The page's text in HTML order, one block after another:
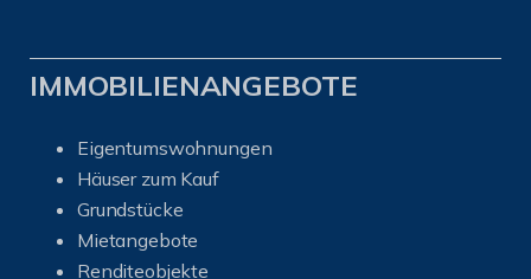
IMMOBILIENANGEBOTE
Eigentumswohnungen
Häuser zum Kauf
Grundstücke
Mietangebote
Renditeobjekte